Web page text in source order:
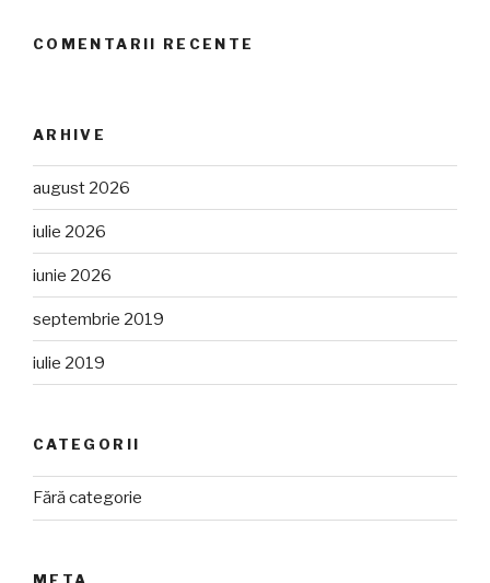
COMENTARII RECENTE
ARHIVE
august 2026
iulie 2026
iunie 2026
septembrie 2019
iulie 2019
CATEGORII
Fără categorie
META